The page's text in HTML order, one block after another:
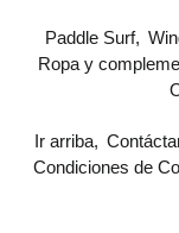
Paddle Surf
Ropa y
Ir arriba
Condiciones de